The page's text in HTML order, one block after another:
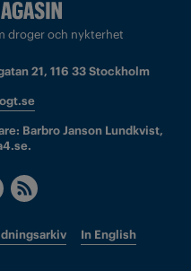
droger och nykterhet
21, 116 33 Stockholm
Barbro Janson Lundkvist,
In English